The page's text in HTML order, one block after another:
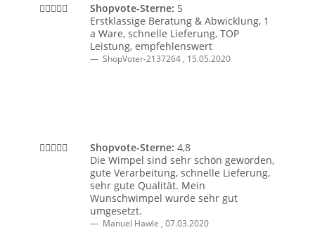
Shopvote-Sterne: 5
Erstklassige Beratung & Abwicklung, 1
a Ware, schnelle Lieferung, TOP
Leistung, empfehlenswert
ShopVoter-2137264 , 15.05.2020
Shopvote-Sterne: 4,8
Die Wimpel sind sehr schön geworden,
gute Verarbeitung, schnelle Lieferung,
sehr gute Qualität. Mein
Wunschwimpel wurde sehr gut
umgesetzt.
Manuel Hawle , 07.03.2020